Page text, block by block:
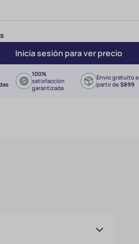
Inicia sesión para ver precio
100%
satisfacción
garantizada
Envío gratuito a
partir de $899